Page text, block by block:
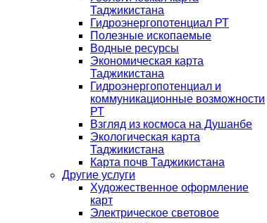
Таджикистана
Гидроэнергопотенциал РТ
Полезные ископаемые
Водные ресурсы
Экономическая карта
Таджикистана
Гидроэнергопотенциал и
коммуникационные возможности
РТ
Взгляд из космоса на Душанбе
Экологическая карта
Таджикистана
Карта почв Таджикистана
Другие услуги
Художественное оформление
карт
Электрическое световое